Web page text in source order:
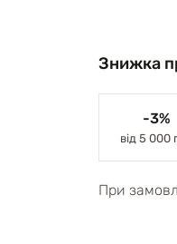
Знижка
-3%
від 5 000
При